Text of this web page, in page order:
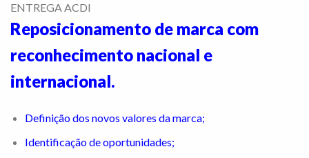
ENTREGA ACDI
Reposicionamento de marca com
reconhecimento nacional e
internacional.
Definição dos novos valores da marca;
Identificação de oportunidades;